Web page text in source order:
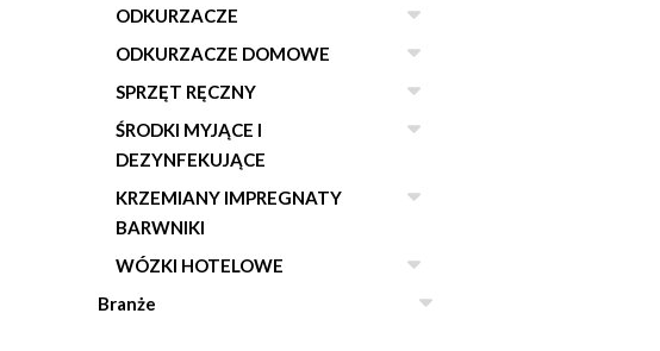
ODKURZACZE
ODKURZACZE DOMOWE
SPRZĘT RĘCZNY
ŚRODKI MYJĄCE I
DEZYNFEKUJĄCE
KRZEMIANY IMPREGNATY
BARWNIKI
WÓZKI HOTELOWE
Branże